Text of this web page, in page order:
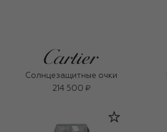
Солнцезащитные очки
214 500 ₽